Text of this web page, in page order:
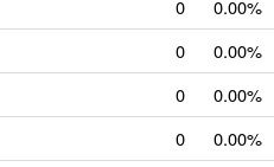
0
0.00%
0
0.00%
0
0.00%
0
0.00%